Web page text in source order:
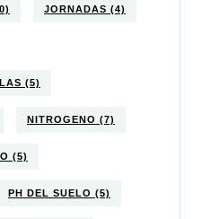
JORNADAS (4)
(5)
NITROGENO (7)
(5)
PH DEL SUELO (5)